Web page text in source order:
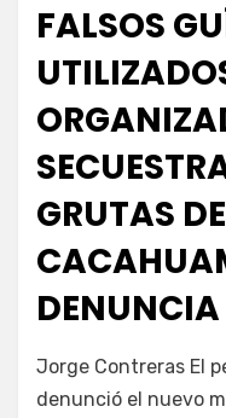
FALSOS
GRUTAS DE
Fernando
Jorge Contreras El
denunció el nuevo